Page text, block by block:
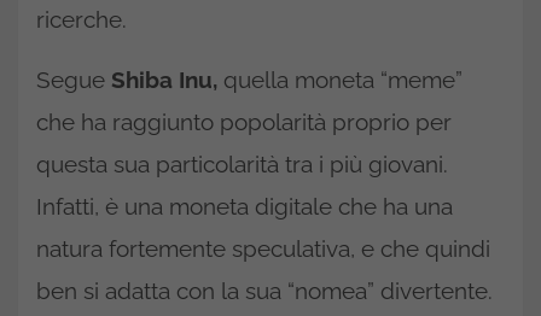
ricerche.
Segue Shiba Inu, quella moneta “meme”
che ha raggiunto popolarità proprio per
questa sua particolarità tra i più giovani.
Infatti, è una moneta digitale che ha una
natura fortemente speculativa, e che quindi
ben si adatta con la sua “nomea” divertente.